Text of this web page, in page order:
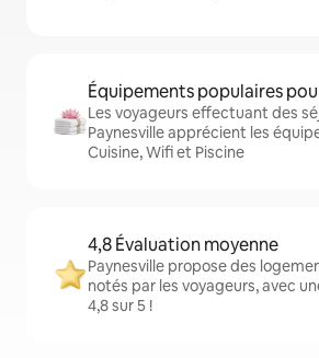
Équipements populaires
Les voyageurs effectuant des
Paynesville apprécient les
Cuisine, Wifi et Piscine
4,8 Évaluation moyenne
Paynesville propose des
notés par les voyageurs, avec
4,8 sur 5 !